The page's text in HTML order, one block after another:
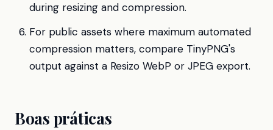
during resizing and compression.
For public assets where maximum automated
compression matters, compare TinyPNG's
output against a Resizo WebP or JPEG export.
Boas práticas